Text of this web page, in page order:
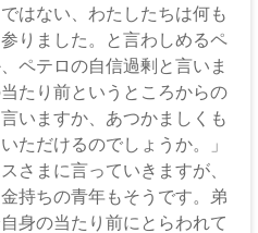
はない、わたしたちは何も
りました。と言わしめるペ
ペテロの自信過剰と言いま
たり前というところからの
いますか、あつかましくも
ただけるのでしょうか。」
さまに言っていきますが、
持ちの青年もそうです。弟
身の当たり前にとらわれて